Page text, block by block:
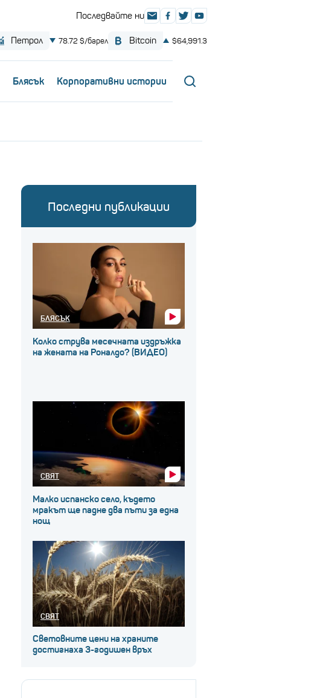
Блясък Корпоративни истории
Последни публикации
БЛЯСЪК
Колко струва месечната издръжка
на жената на Роналдо? (ВИДЕО)
СВЯТ
Малко испанско село, където
мракът ще падне два пъти за една
нощ
СВЯТ
Световните цени на храните
достигнаха 3-годишен връх